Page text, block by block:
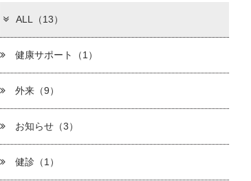
ALL（13）
健康サポート（1）
外来（9）
お知らせ（3）
健診（1）